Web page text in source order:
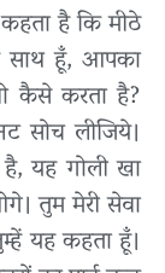
है कि मीठे
साथ हूँ, आपका
कैसे करता है?
सोच लीजिये।
यह गोली खा
तुम मेरी सेवा
यह कहता हूँ।